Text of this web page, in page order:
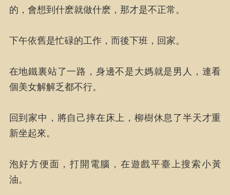
的，會想到什麽就做什麽，那才是不正常。
下午依舊是忙碌的工作，而後下班，回家。
在地鐵裏站了一路，身邊不是大媽就是男人，連看
個美女解解乏都不行。
回到家中，將自己摔在床上，柳樹休息了半天才重
新坐起來。
泡好方便面，打開電腦，在遊戲平臺上搜索小黃
油。